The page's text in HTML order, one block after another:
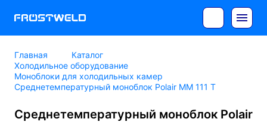
Главная
Каталог
Холодильное оборудование
Моноблоки для холодильных камер
Среднетемпературный моноблок Polair MM 111 T
Среднетемпературный моноблок Polair